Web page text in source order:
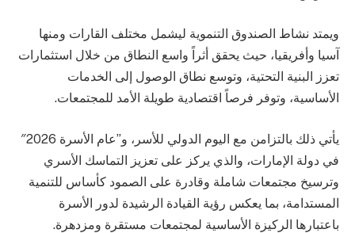
ويمتد نشاط الصندوق التنموية ليشمل مختلف القارات ومنها
آسيا وأفريقيا، حيث يحقق أثراً واسع النطاق من خلال استثمارات
تعزز البنية التحتية، وتوسع نطاق الوصول إلى الخدمات
الأساسية، وتوفر فرصاً اقتصادية طويلة الأمد للمجتمعات.
يأتي ذلك بالتزامن مع اليوم الدولي للأسر، و”عام الأسرة 2026″
في دولة الإمارات، والذي يركز على تعزيز التماسك الأسري
وترسيخ مجتمعات شاملة وقادرة على الصمود كأساس للتنمية
المستدامة، بما يعكس رؤية القيادة الرشيدة لدور الأسرة
باعتبارها الركيزة الأساسية لمجتمعات مستقرة ومزدهرة.